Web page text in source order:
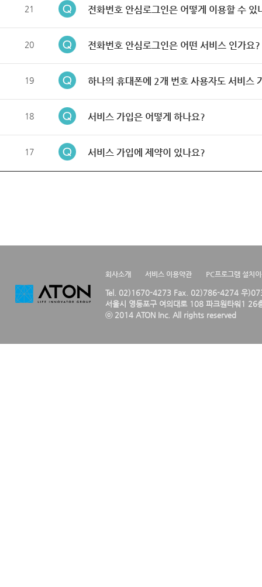
21 전화번호 안심로그인은 어떻게 이용할 수 있
20 전화번호 안심로그인은 어떤 서비스 인가요?
19 하나의 휴대폰에 2개 번호 사용자도 서비스
18 서비스 가입은 어떻게 하나요?
17 서비스 가입에 제약이 있나요?
회사소개 서비스 이용약관 PC프로그램 설치
Tel. 02)1670-4273 Fax. 02)786-4274 우
서울시 영등포구 여의대로 108 파크원타워1 26
ⓒ 2014 ATON Inc. All rights reserved